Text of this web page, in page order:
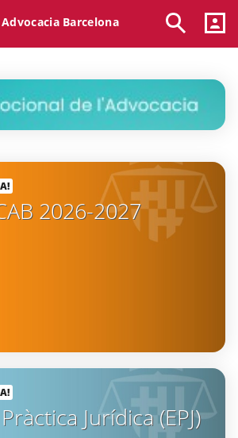
Advocacia Barcelona
2026-2027
Jurídica (EPJ)